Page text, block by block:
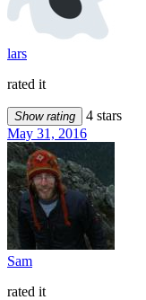
lars
rated it
Show rating
4 stars
May 31, 2016
Sam
rated it